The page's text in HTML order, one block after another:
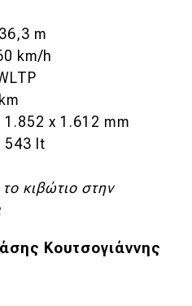
36,3 m
km/h
1.852 x 1.612 mm
543 lt
κιβώτιο στην
Κουτσογιάννης